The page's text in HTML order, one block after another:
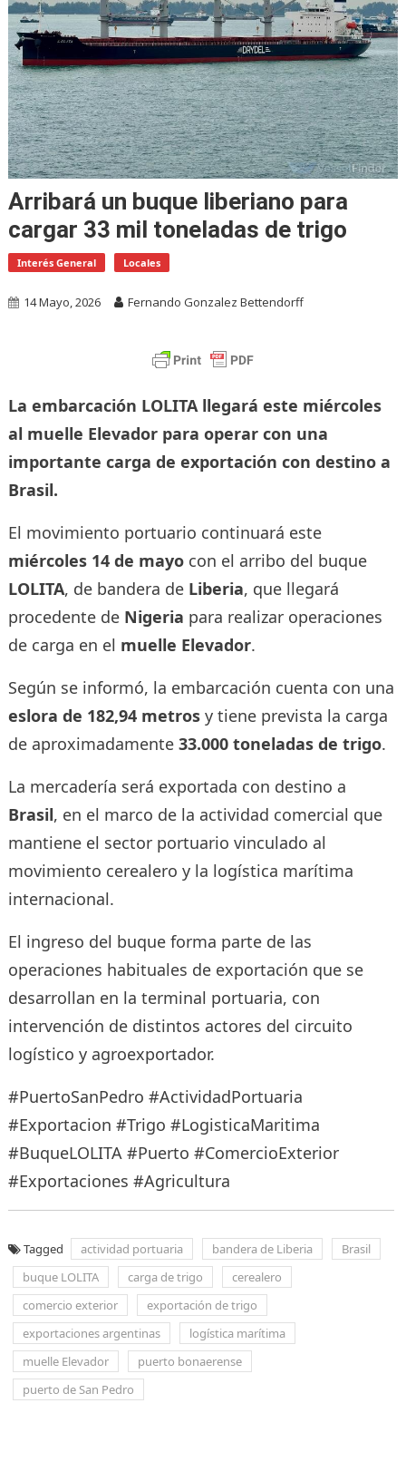
Arribará un buque liberiano para
cargar 33 mil toneladas de trigo
Interés General Locales
14 Mayo, 2026 Fernando Gonzalez Bettendorff
La embarcación LOLITA llegará este miércoles
al muelle Elevador para operar con una
importante carga de exportación con destino a
Brasil.
El movimiento portuario continuará este
miércoles 14 de mayocon el arribo del buque
LOLITA, de bandera de Liberia, que llegará
procedente de Nigeria para realizar operaciones
de carga en el muelle Elevador.
Según se informó, la embarcación cuenta con una
eslora de 182,94 metrosy tiene prevista la carga
de aproximadamente 33.000 toneladas de trigo.
La mercadería será exportada con destino a
Brasil, en el marco de la actividad comercial que
mantiene el sector portuario vinculado al
movimiento cerealero y la logística marítima
internacional.
El ingreso del buque forma parte de las
operaciones habituales de exportación que se
desarrollan en la terminal portuaria, con
intervención de distintos actores del circuito
logístico y agroexportador.
#PuertoSanPedro #ActividadPortuaria
#Exportacion #Trigo #LogisticaMaritima
#BuqueLOLITA #Puerto #ComercioExterior
#Exportaciones #Agricultura
Tagged actividad portuaria bandera de Liberia
Brasil
buque LOLITA
carga de trigo
cerealero
comercio exterior
exportación de trigo
exportaciones argentinas
logística marítima
muelle Elevador
puerto bonaerense
puerto de San Pedro